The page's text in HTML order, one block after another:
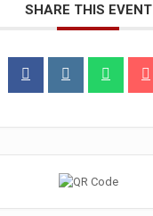
SHARE THIS EVENT